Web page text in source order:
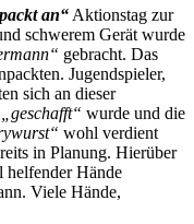
an“ Aktionstag zur
schwerem Gerät wurde
gebracht. Das
Jugendspieler,
sich an dieser
„geschafft“ wurde und die
wohl verdient
in Planung. Hierüber
helfender Hände
Viele Hände,